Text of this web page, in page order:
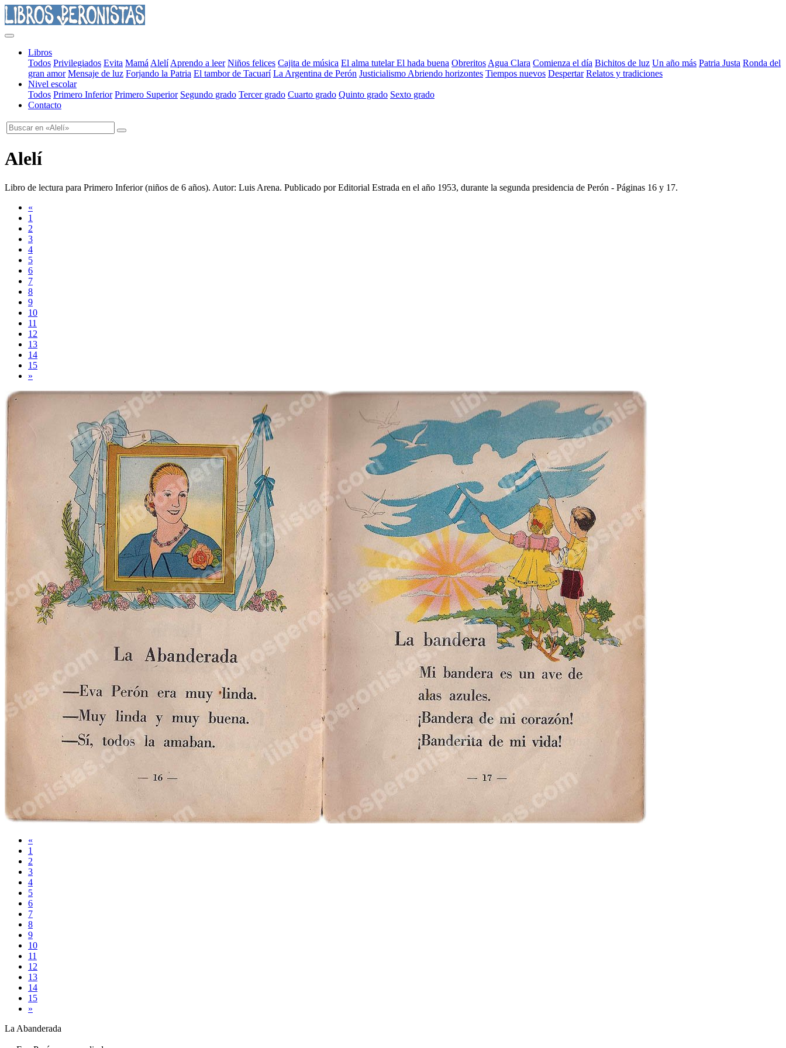
Libros
Todos Privilegiados Evita Mamá Alelí Aprendo a leer Niños felices Cajita de música El alma tutelarEl hada buena Obreritos Agua Clara Comienza el día Bichitos de luz Un año más Patria Justa Ronda del
gran amor Mensaje de luz Forjando la Patria El tambor de Tacuarí La Argentina de Perón Justicialismo Abriendo horizontes Tiempos nuevos Despertar Relatos y tradiciones
Nivel escolar
Todos Primero Inferior Primero Superior Segundo grado Tercer grado Cuarto grado Quinto grado Sexto grado
Contacto
Alelí
Libro de lectura para Primero Inferior(niños de 6 años). Autor: Luis Arena. Publicado porEditorial Estrada en el año 1953, durante la segunda presidencia de Perón - Páginas 16 y 17.
«
1
2
3
4
5
6
7
8
9
10
11
12
13
14
15
»
«
1
2
3
4
5
6
7
8
9
10
11
12
13
14
15
»
La Abanderada